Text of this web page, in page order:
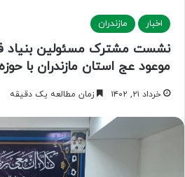
اخبار مازندران
نشست مشترک مسئولین
موعود عج استان مازندران با
خرداد ۲۱, ۱۴۰۲ زمان مطالعه یک دقیقه